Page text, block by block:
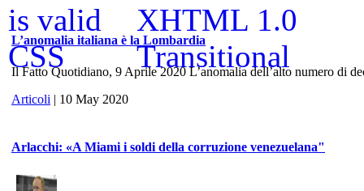
L’anomalia italiana è la Lombardia
Il Fatto Quotidiano, 9 Aprile 2020 L’anomalia dell’alto numero di
Articoli | 10 May 2020
Arlacchi: «A Miami i soldi della corruzione venezuelana"